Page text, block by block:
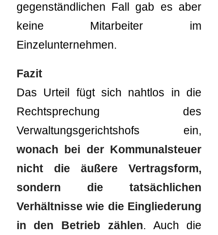
gegenständlichen Fall gab es aber
keine Mitarbeiter im
Einzelunternehmen.
Fazit
Das Urteil fügt sich nahtlos in die
Rechtsprechung des
Verwaltungsgerichtshofs ein,
wonach bei der Kommunalsteuer
nicht die äußere Vertragsform,
sondern die tatsächlichen
Verhältnisse wie die Eingliederung
in den Betrieb zählen. Auch die